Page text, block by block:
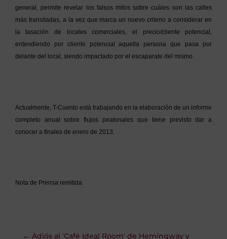
general, permite revelar los falsos mitos sobre cuáles son las calles
más transitadas, a la vez que marca un nuevo criterio a considerar en
la tasación de locales comerciales, el precio/cliente potencial,
entendiendo por cliente potencial aquella persona que pasa por
delante del local, siendo impactado por el escaparate del mismo.
Actualmente, T-Cuento está trabajando en la elaboración de un informe
completo anual sobre flujos peatonales que tiene previsto dar a
conocer a finales de enero de 2013.
Nota de Prensa remitida
← Adiós al 'Café Ideal Room' de Hemingway y